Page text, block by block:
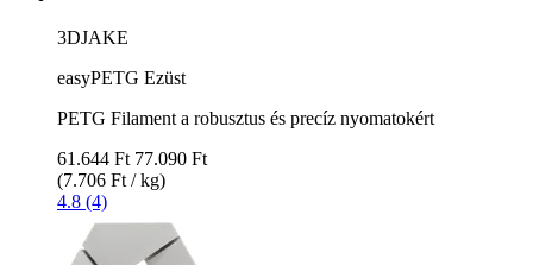
3DJAKE
easyPETG Ezüst
PETG Filament a robusztus és precíz nyomatokért
61.644 Ft 77.090 Ft
(7.706 Ft / kg)
4.8 (4)